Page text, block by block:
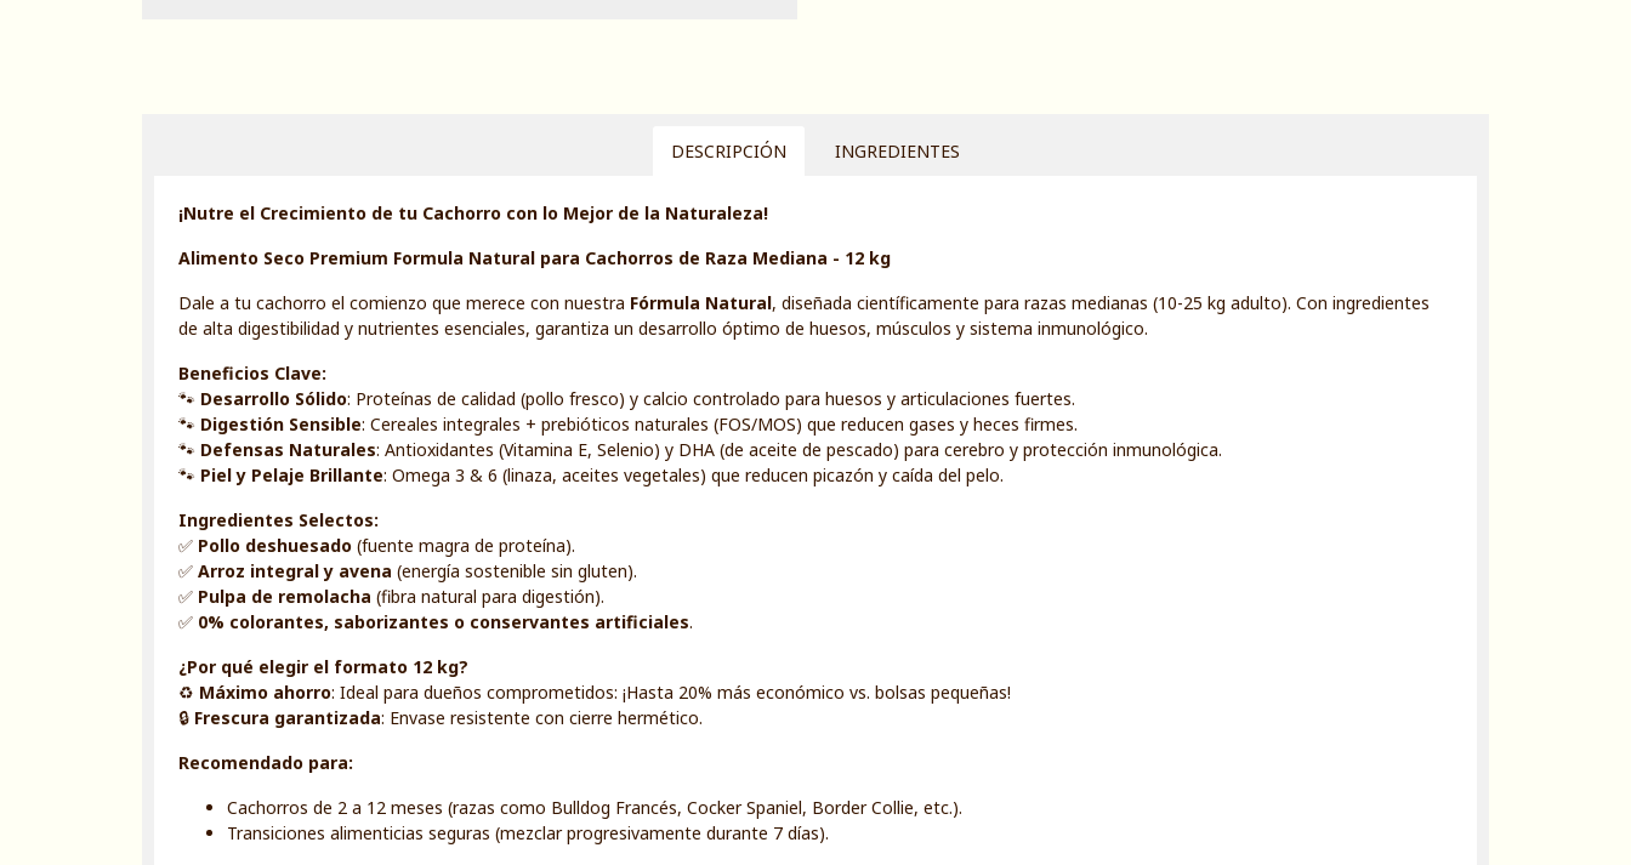
DESCRIPCIÓN INGREDIENTES
¡Nutre el Crecimiento de tu Cachorro con lo Mejor de la Naturaleza!
Alimento Seco Premium Formula Natural para Cachorros de Raza Mediana - 12 kg
Dale a tu cachorro el comienzo que merece con nuestra Fórmula Natural, diseñada científicamente para razas medianas (10-25 kg adulto). Con ingredientes
de alta digestibilidad y nutrientes esenciales, garantiza un desarrollo óptimo de huesos, músculos y sistema inmunológico.
Beneficios Clave:
🐾 Desarrollo Sólido: Proteínas de calidad (pollo fresco) y calcio controlado para huesos y articulaciones fuertes.
🐾 Digestión Sensible: Cereales integrales + prebióticos naturales (FOS/MOS) que reducen gases y heces firmes.
🐾 Defensas Naturales: Antioxidantes (Vitamina E, Selenio) y DHA (de aceite de pescado) para cerebro y protección inmunológica.
🐾 Piel y Pelaje Brillante: Omega 3 & 6 (linaza, aceites vegetales) que reducen picazón y caída del pelo.
Ingredientes Selectos:
✅ Pollo deshuesado (fuente magra de proteína).
✅ Arroz integral y avena (energía sostenible sin gluten).
✅ Pulpa de remolacha (fibra natural para digestión).
✅ 0% colorantes, saborizantes o conservantes artificiales.
¿Por qué elegir el formato 12 kg?
♻️ Máximo ahorro: Ideal para dueños comprometidos: ¡Hasta 20% más económico vs. bolsas pequeñas!
🔒 Frescura garantizada: Envase resistente con cierre hermético.
Recomendado para:
Cachorros de 2 a 12 meses (razas como Bulldog Francés, Cocker Spaniel, Border Collie, etc.).
Transiciones alimenticias seguras (mezclar progresivamente durante 7 días).